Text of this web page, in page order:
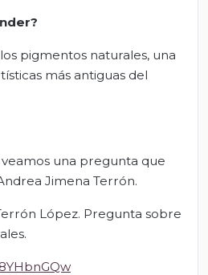
pigmentos naturales, una
más antiguas del
veamos una pregunta que
Jimena Terrón.
López. Pregunta sobre